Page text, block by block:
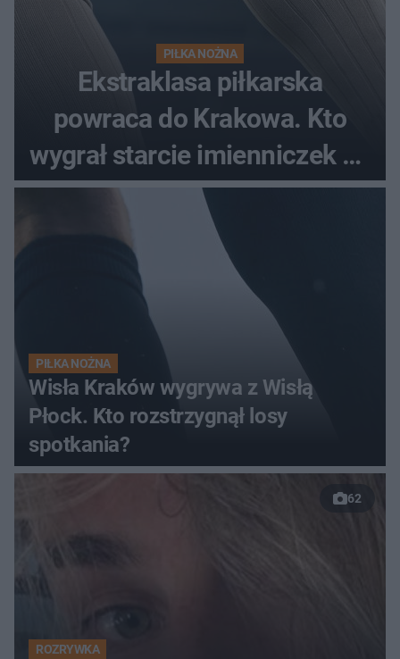
PIŁKA NOŻNA
Ekstraklasa piłkarska
powraca do Krakowa. Kto
wygrał starcie imienniczek na
pełnym stadionie
PIŁKA NOŻNA
Wisła Kraków wygrywa z Wisłą
Płock. Kto rozstrzygnął losy
spotkania?
62
ROZRYWKA